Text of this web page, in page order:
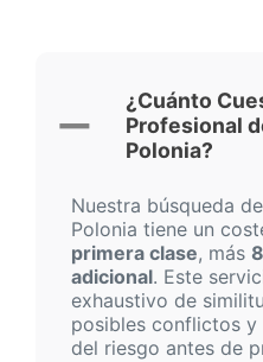
¿Cuánto
Profesional
Polonia?
Nuestra búsqueda
Polonia tiene un
primera clase, más
adicional. Este
exhaustivo de
posibles conflictos y
del riesgo antes de